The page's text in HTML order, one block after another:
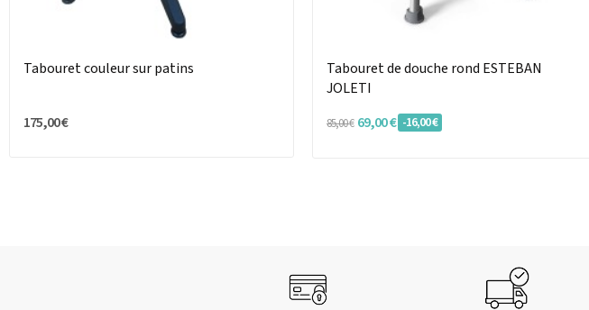
Tabouret couleur sur patins
175,00 €
Tabouret de douche rond ESTEBAN
JOLETI
85,00 € 69,00 € -16,00 €